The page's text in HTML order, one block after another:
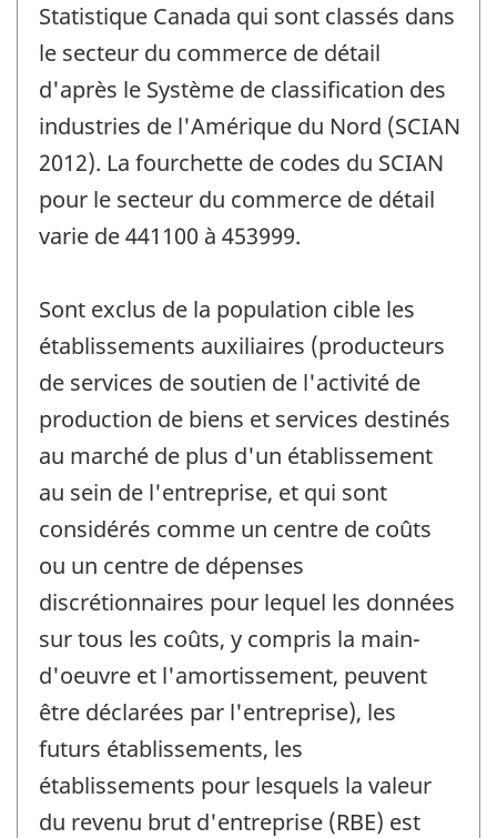
Statistique Canada qui sont classés dans
le secteur du commerce de détail
d'après le Système de classification des
industries de l'Amérique du Nord (SCIAN
2012). La fourchette de codes du SCIAN
pour le secteur du commerce de détail
varie de 441100 à 453999.
Sont exclus de la population cible les
établissements auxiliaires (producteurs
de services de soutien de l'activité de
production de biens et services destinés
au marché de plus d'un établissement
au sein de l'entreprise, et qui sont
considérés comme un centre de coûts
ou un centre de dépenses
discrétionnaires pour lequel les données
sur tous les coûts, y compris la main-
d'oeuvre et l'amortissement, peuvent
être déclarées par l'entreprise), les
futurs établissements, les
établissements pour lesquels la valeur
du revenu brut d'entreprise (RBE) est